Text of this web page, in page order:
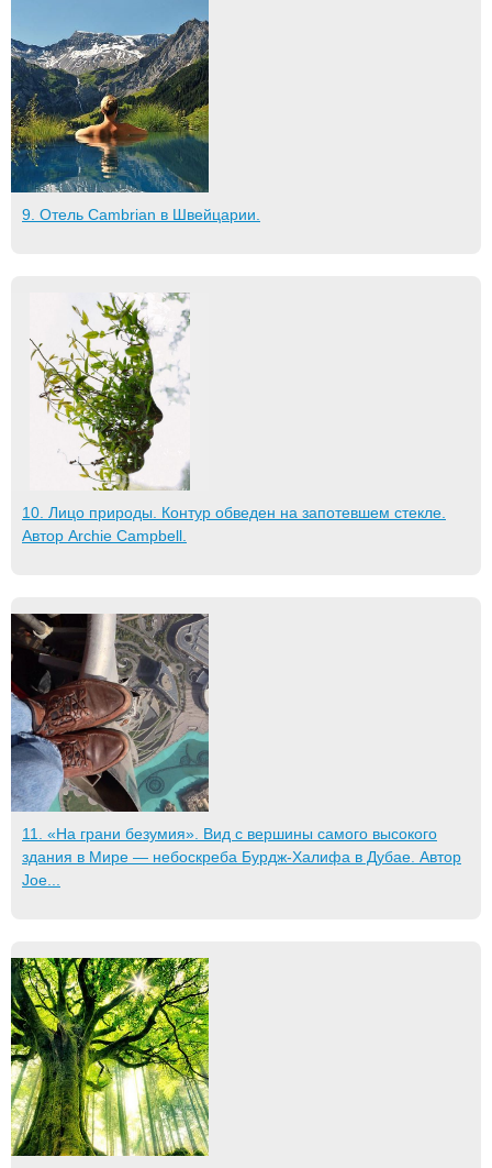
9. Отель Cambrian в Швейцарии.
10. Лицо природы. Контур обведен на запотевшем стекле.
Автор Archie Campbell.
11. «На грани безумия». Вид с вершины самого высокого
здания в Мире — небоскреба Бурдж-Халифа в Дубае. Автор
Joe...